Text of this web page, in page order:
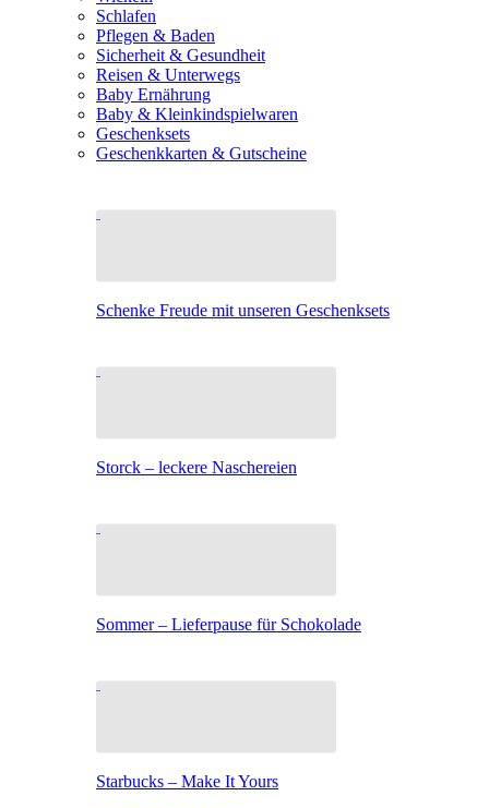
Schlafen
Pflegen & Baden
Sicherheit & Gesundheit
Reisen & Unterwegs
Baby Ernährung
Baby & Kleinkindspielwaren
Geschenksets
Geschenkkarten & Gutscheine
Schenke Freude mit unseren Geschenksets
Storck – leckere Naschereien
Sommer – Lieferpause für Schokolade
Starbucks – Make It Yours